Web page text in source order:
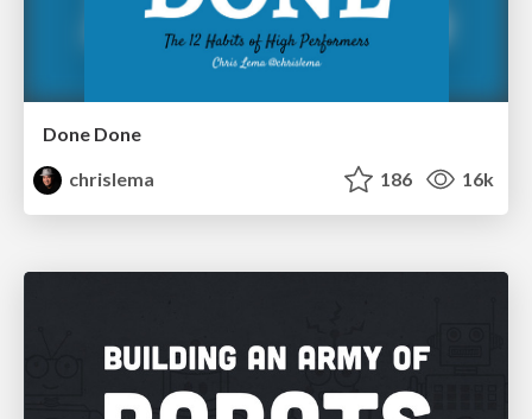
Done Done
chrislema
186 16k